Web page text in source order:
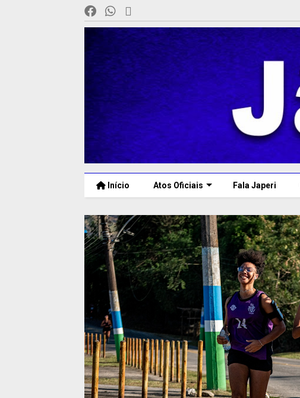
Início Atos Oficiais Fala Japeri